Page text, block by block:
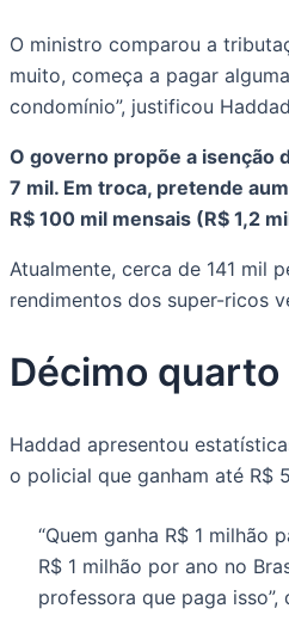
O ministro comparou a
muito, começa a pagar
condomínio”, justificou
O governo propõe a isenção
7 mil. Em troca, pretende
R$ 100 mil mensais (R$ 1,2
Atualmente, cerca de 141 mil
rendimentos dos super-ricos
Décimo
Haddad apresentou
o policial que ganham até R$
“Quem ganha R$ 1
R$ 1 milhão por ano no
professora que paga